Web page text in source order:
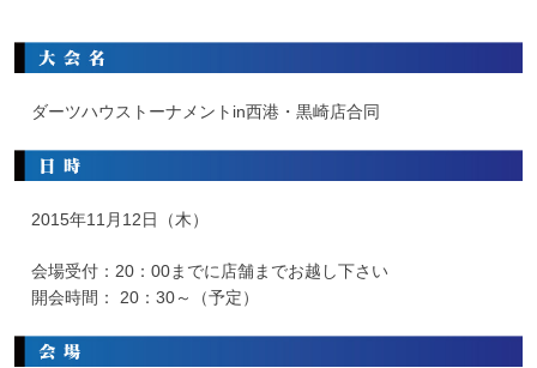
ダーツハウストーナメントin西港・黒崎店合同
2015年11月12日（木）
会場受付：20：00までに店舗までお越し下さい
開会時間： 20：30～（予定）